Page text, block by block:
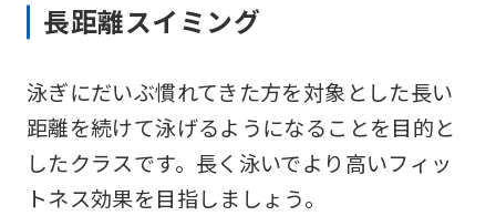
長距離スイミング
泳ぎにだいぶ慣れてきた方を対象とした長い
距離を続けて泳げるようになることを目的と
したクラスです。長く泳いでより高いフィッ
トネス効果を目指しましょう。
(start
translation)
to
return
to